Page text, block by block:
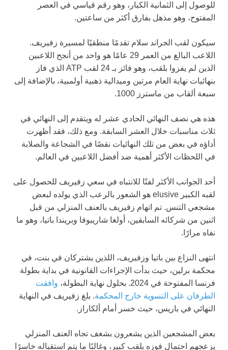
للوصول إلى الثمانية الكبار، وهو رقم قياسي في العصر
المفتوح، وهو مذهل بفارق أكثر من ساعتين.
سيكون لقب الجراند سلام تقدمًا منطقيًا لمسيرة زفيريف.
اللاعب البالغ من العمر 29 عامًا هو واحد من أنجح اللاعبين
الذين لم يفزوا بلقب، وهو فائز بـ 24 لقب ATP الذي فاز
بنهائيات نهاية العام مرتين وميدالية ذهبية أولمبية، بالإضافة إلى
سبعة ألقاب من ماسترز 1000.
هذه هي نصف النهائي الحادي عشر له ويتقدم إلى النهائي في
ثلاث مناسبات خلال العشر السابقة. ومع ذلك، فقد أظهرت
أداؤه في بعض من تلك النهائيات نقصًا في الشجاعة والصلابة
في اللحظات الأكثر أهمية ضد أفضل اللاعبين في العالم.
أحد الجوانب الأكثر لفتًا للانتباه في سعي زفيريف للحصول على
لقبه الكبير elusive هو الشعور بالرعب الذي يولده لبعض
مشجعي التنس. تم اتهام زفيريف بالعنف المنزلي من قبل
اثنين من شركائه السابقين، أولغا شاريبوفا وبريندا باتيا، وهو ما
نفاه مرارًا.
انتهى النزاع بين باتيا وزفيريف، اللذين يشتركان في بنت، في
محكمة برلين، حيث بدأت الإجراءات القانونية في بداية بطولة
فرنسا المفتوحة في 2024. بحلول نهاية البطولة،
وافقت
الطرفان على التسوية خارج المحكمة. بلغ زفيريف في النهاية
النهائي في باريس، حيث خسر أمام ألكاراز.
بعض المشجعين الذين يشعرون بشغف تجاه العنف المنزلي
يزعجهم احتمال فوزه بلقب كبير، وغالبًا ما يتم استقباله خاسرًا